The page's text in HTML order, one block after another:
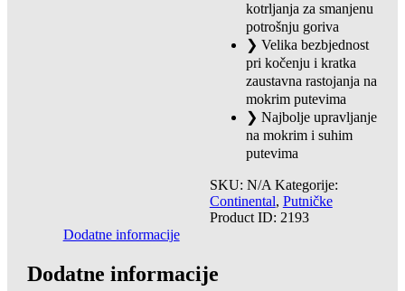
kotrljanja za smanjenu
potrošnju goriva
❯ Velika bezbjednost
pri kočenju i kratka
zaustavna rastojanja na
mokrim putevima
❯ Najbolje upravljanje
na mokrim i suhim
putevima
SKU: N/A Kategorije:
Continental, Putničke
Product ID: 2193
Dodatne informacije
Dodatne informacije